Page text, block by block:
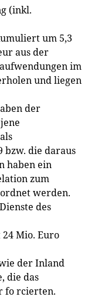
(inkl.
um 5,3
aus der
im
und liegen
der
bzw. die daraus
haben ein
zum
werden.
des
Mio. Euro
der Inland
die das
fo rcierten.